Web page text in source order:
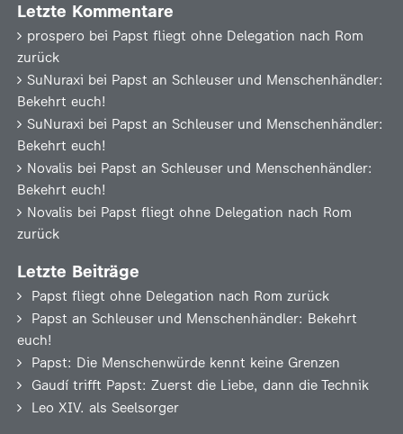
Letzte Kommentare
prospero bei Papst fliegt ohne Delegation nach Rom
zurück
SuNuraxi bei Papst an Schleuser und Menschenhändler:
Bekehrt euch!
SuNuraxi bei Papst an Schleuser und Menschenhändler:
Bekehrt euch!
Novalis bei Papst an Schleuser und Menschenhändler:
Bekehrt euch!
Novalis bei Papst fliegt ohne Delegation nach Rom
zurück
Letzte Beiträge
Papst fliegt ohne Delegation nach Rom zurück
Papst an Schleuser und Menschenhändler: Bekehrt
euch!
Papst: Die Menschenwürde kennt keine Grenzen
Gaudí trifft Papst: Zuerst die Liebe, dann die Technik
Leo XIV. als Seelsorger